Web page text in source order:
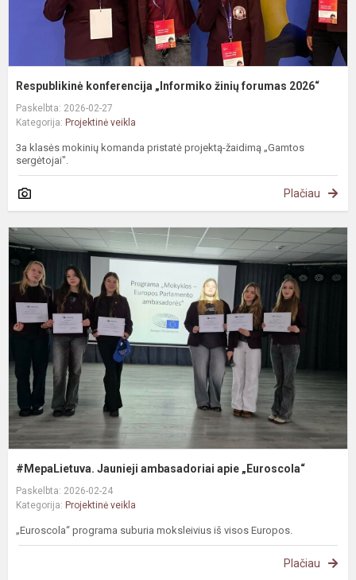
Respublikinė konferencija „Informiko žinių forumas 2026“
Paskelbta: 2026-02-27
Kategorija: Projektinė veikla
3a klasės mokinių komanda pristatė projektą-žaidimą „Gamtos
sergėtojai".
Plačiau
#MepaLietuva. Jaunieji ambasadoriai apie „Euroscola“
Paskelbta: 2026-02-24
Kategorija: Projektinė veikla
„Euroscola“ programa suburia moksleivius iš visos Europos.
Plačiau